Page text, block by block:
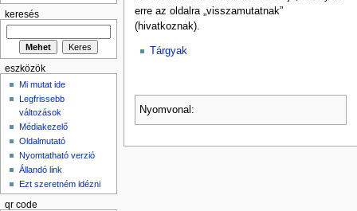
erre az oldalra „visszamutatnak”
(hivatkoznak).
Tárgyak
Nyomvonal:
keresés
eszközök
Mi mutat ide
Legfrissebb
változások
Médiakezelő
Oldalmutató
Nyomtatható verzió
Állandó link
Ezt szeretném idézni
qr code